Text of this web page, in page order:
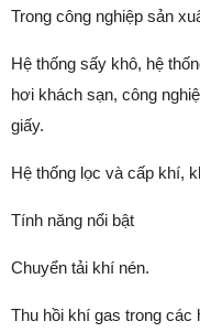
Trong công nghiệp sản
Hệ thống sấy khô, hệ
hơi khách sạn, công
giấy.
Hệ thống lọc và cấp khí,
Tính năng nổi bật
Chuyển tải khí nén.
Thu hồi khí gas trong các